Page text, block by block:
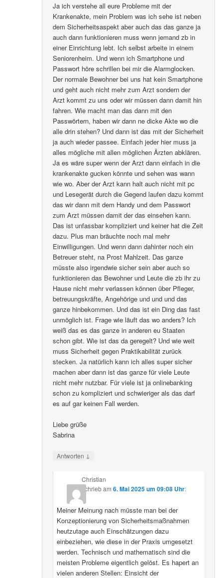
Ja ich verstehe all eure Probleme mit der
Krankenakte, mein Problem was ich sehe ist neben
dem Sicherheitsaspekt aber auch das das ganze ja
auch dann funktionieren muss wenn jemand zb in
einer Einrichtung lebt. Ich selbst arbeite in einem
Seniorenheim. Und wenn ich Smartphone und
Passwort höre schrillen bei mir die Alarmglocken.
Der normale Bewohner bei uns hat kein Smartphone
und geht auch nicht mehr zum Arzt sondern der
Arzt kommt zu uns oder wir müssen dann damit hin
fahren. Wie macht man das dann mit den
Passwörtern, haben wir dann ne dicke Akte wo die
alle drin stehen? Und dann ist das mit der Sicherheit
ja auch wieder passee. Einfach jeder hier muss ja
alles mögliche mit allen möglichen Ärzten abklären.
Ja es wäre super wenn der Arzt dann einfach in die
krankenakte gucken könnte und sehen was wann
wie wo. Aber der Arzt kann halt auch nicht mit pc
und Lesegerät durch die Gegend laufen dazu kommt
das wir dann mit dem Handy und dem Passwort
zum Arzt müssen damit der das einsehen kann.
Das ist unfassbar kompliziert und keiner hat die Zeit
dazu. Plus man bräuchte noch mal mehr
Einwilligungen. Und wenn dann dahinter noch ein
Betreuer steht, na Prost Mahlzeit. Das ganze
müsste also irgendwie sicher sein aber auch so
funktionieren das Bewohner und Leute die zb ihr zu
Hause nicht mehr verlassen können über Pfleger,
betreuungskräfte, Angehörige und und und das
ganze hinbekommen. Und das ist ein Ding das fast
unmöglich ist. Frage wie läuft das wo anders? Ich
weiß das es das ganze in anderen eu Staaten
schon gibt. Wie ist das da geregelt? Und wie weit
muss Sicherheit gegen Praktikabilität zurück
stecken. Ja natürlich kann ich alles super sicher
machen aber dann ist das ganze für viele Leute
nicht mehr nutzbar. Für viele ist ja onlinebanking
schon zu kompliziert und schwieriger als das darf
es auf gar keinen Fall werden.
Liebe grüße
Sabrina
Antworten ↓
Christian
schriebam 6. Mai 2025 um 09:08 Uhr:
Meiner Meinung nach müsste man bei der
Konzeptionierung von Sicherheitsmaßnahmen
heutzutage auch Einschätzungen dazu
einbeziehen, wie diese in der Praxis umgesetzt
werden. Technisch und mathematisch sind die
meisten Probleme eigentlich gelöst. Es hapert an
vielen anderen Stellen: Einsicht der